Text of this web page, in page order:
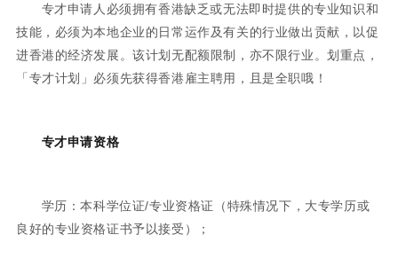
专才申请人必须拥有香港缺乏或无法即时提供的专业知识和
技能，必须为本地企业的日常运作及有关的行业做出贡献，以促
进香港的经济发展。该计划无配额限制，亦不限行业。划重点，
「专才计划」必须先获得香港雇主聘用，且是全职哦！
专才申请资格
学历：本科学位证/专业资格证（特殊情况下，大专学历或
良好的专业资格证书予以接受）；